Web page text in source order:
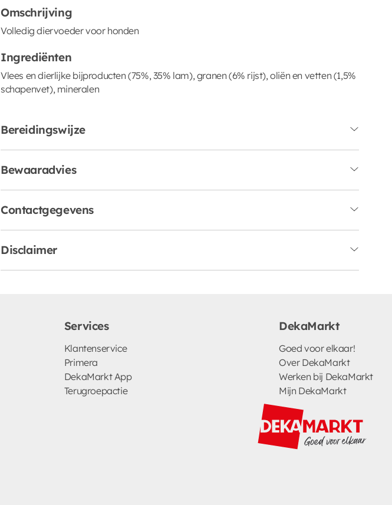
Omschrijving
Volledig diervoeder voor honden
Ingrediënten
Vlees en dierlijke bijproducten (75%, 35% lam), granen (6% rijst), oliën en vetten (1,5%
schapenvet), mineralen
Bereidingswijze
Bewaaradvies
Contactgegevens
Disclaimer
Services
Klantenservice
Primera
DekaMarkt App
Terugroepactie
DekaMarkt
Goed voor elkaar!
Over DekaMarkt
Werken bij DekaMarkt
Mijn DekaMarkt